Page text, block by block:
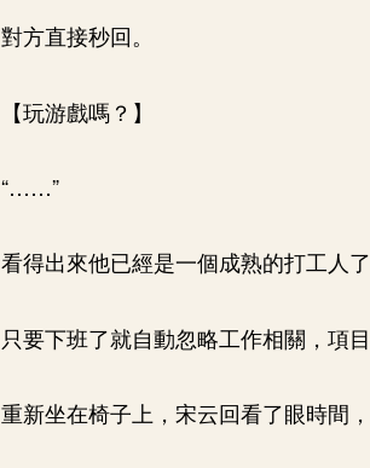
對方直接秒回。
【玩游戲嗎？】
“……”
看得出來他已經是一個成熟的打工人了
只要下班了就自動忽略工作相關，項
重新坐在椅子上，宋云回看了眼時間